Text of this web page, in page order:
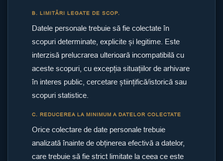
B. LIMITĂRI LEGATE DE SCOP.
Datele personale trebuie să fie colectate în
scopuri determinate, explicite și legitime. Este
interzisă prelucrarea ulterioară incompatibilă cu
aceste scopuri, cu excepția situațiilor de arhivare
în interes public, cercetare științifică/istorică sau
scopuri statistice.
C. REDUCEREA LA MINIMUM A DATELOR COLECTATE
Orice colectare de date personale trebuie
analizată înainte de obținerea efectivă a datelor,
care trebuie să fie strict limitate la ceea ce este